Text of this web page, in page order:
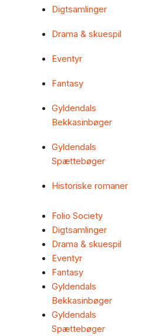
Digtsamlinger
Drama & skuespil
Eventyr
Fantasy
Gyldendals
Bekkasinbøger
Gyldendals
Spættebøger
Historiske romaner
Folio Society
Digtsamlinger
Drama & skuespil
Eventyr
Fantasy
Gyldendals
Bekkasinbøger
Gyldendals
Spættebøger